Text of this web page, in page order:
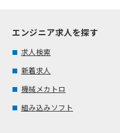
エンジニア求人を探す
求人検索
新着求人
機械メカトロ
組み込みソフト